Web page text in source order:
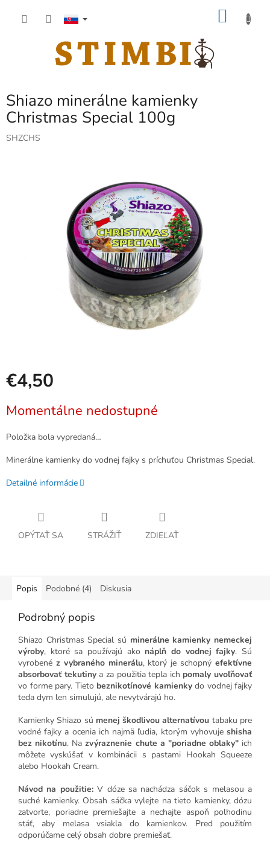
Shiazo minerálne kamienky
Christmas Special 100g
SHZCHS
€4,50
cena:
Momentálne nedostupné
Položka bola vypredaná…
Minerálne kamienky do vodnej fajky s príchuťou Christmas Special.
Detailné informácie
OPÝTAŤ SA STRÁŽIŤ ZDIEĽAŤ
Popis Podobné (4) Diskusia
Podrobný popis
Shiazo Christmas Special sú minerálne kamienky nemeckej
výroby, ktoré sa používajú ako náplň do vodnej fajky.Sú
vyrobené z vybraného minerálu, ktorý je schopnýefektívne
absorbovať tekutinya za použitia tepla ich pomaly uvoľňovať
vo forme pary. Tieto beznikotínové kamienky do vodnej fajky
teda dym len simulujú, ale nevytvárajú ho.
Kamienky Shiazo sú menej škodlivou alternatívou tabaku pre
vodné fajky a ocenia ich najmä ľudia, ktorým vyhovuje shisha
bez nikotínu. Nazvýraznenie chute a "poriadne oblaky"ich
môžete vyskúšať v kombinácii s pastami Hookah Squeeze
alebo Hookah Cream.
Návod na použitie:V dóze sa nachádza sáčok s melasou a
suché kamienky. Obsah sáčka vylejte na tieto kamienky, dózu
zatvorte, poriadne premiešajte a nechajte aspoň polhodinu
stáť, aby melasa vsiakla do kamienkov. Pred použitím
odporúčame celý obsah dobre premiešať.